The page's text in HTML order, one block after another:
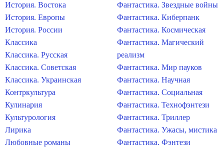
История. Востока
История. Европы
История. России
Классика
Классика. Русская
Классика. Советская
Классика. Украинская
Контркультура
Кулинария
Культурология
Лирика
Любовные романы
Фантастика. Звездные войны
Фантастика. Киберпанк
Фантастика. Космическая
Фантастика. Магический
реализм
Фантастика. Мир пауков
Фантастика. Научная
Фантастика. Социальная
Фантастика. Технофэнтези
Фантастика. Триллер
Фантастика. Ужасы, мистика
Фантастика. Фэнтези